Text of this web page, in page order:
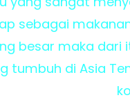
sebagai
besar maka dari
tumbuh di Asia